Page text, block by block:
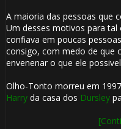
A maioria das pessoas que
Um desses motivos para tal
confiava em poucas
consigo, com medo de que
envenenar o que ele
Olho-Tonto morreu em
Harryda casa dos Dursley